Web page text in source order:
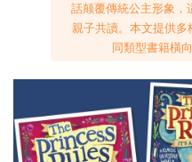
話颠覆傳統公主形象
親子共讀。本文提供多
同類型書籍橫